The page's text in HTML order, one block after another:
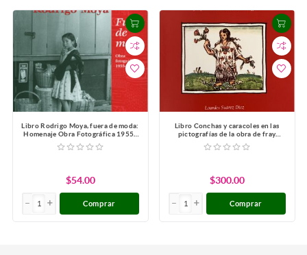
Libro Rodrigo Moya, fuera de moda:
Homenaje Obra Fotográfica 1955-
1968
$54.00
Comprar
Libro Conchas y caracoles en las
pictografías de la obra de fray
Bernardino de Sahagún
$300.00
Comprar